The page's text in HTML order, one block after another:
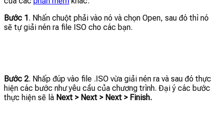
Bước 1. Nhấn chuột phải vào nó và chọn Open, sau đó thì nó
sẽ tự giải nén ra file ISO cho các bạn.
Bước 2. Nhấp đúp vào file .ISO vừa giải nén ra và sau đó thực
hiện các bước như yêu cầu của chương trình. Đại ý các bước
thực hiện sẽ là Next > Next > Next > Finish.